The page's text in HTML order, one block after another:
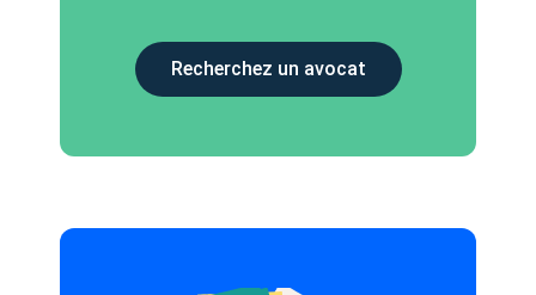
Recherchez un avocat